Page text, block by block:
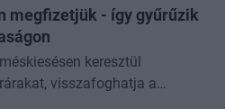
megfizetjük - így gyűrűzik
keresztül
visszafoghatja a